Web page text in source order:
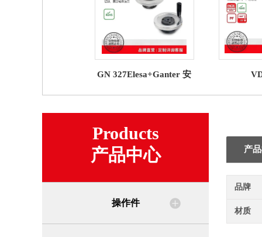
GN 327Elesa+Ganter 安
Products
产品中心
操作件
产
品牌
材质